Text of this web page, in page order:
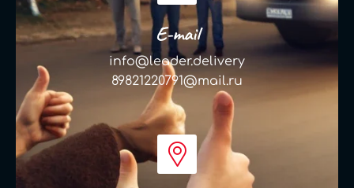
E-mail
info@leader.delivery
89821220791@mail.ru